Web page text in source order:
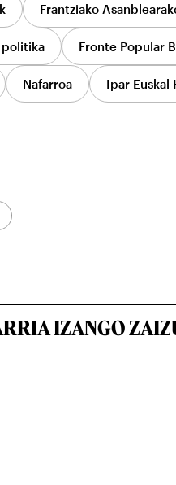
Frantziako
politika Fronte Popular
Nafarroa Ipar Euskal
IZANGO